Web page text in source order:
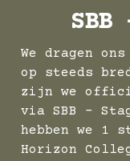
We dragen
op steeds
zijn we
via SBB –
hebben we 1
Horizon